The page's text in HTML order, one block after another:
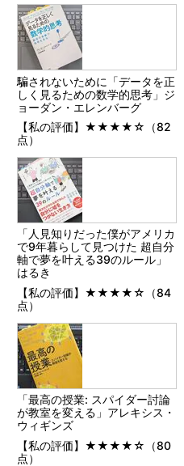
騙されないために「データを正
しく見るための数学的思考」ジ
ョーダン・エレンバーグ
【私の評価】★★★★☆（82
点）
「人見知りだった僕がアメリカ
で9年暮らして見つけた 超自分
軸で夢を叶える39のルール」
はるき
【私の評価】★★★★☆（84
点）
「最高の授業: スパイダー討論
が教室を変える」アレキシス・
ウィギンズ
【私の評価】★★★★☆（80
点）